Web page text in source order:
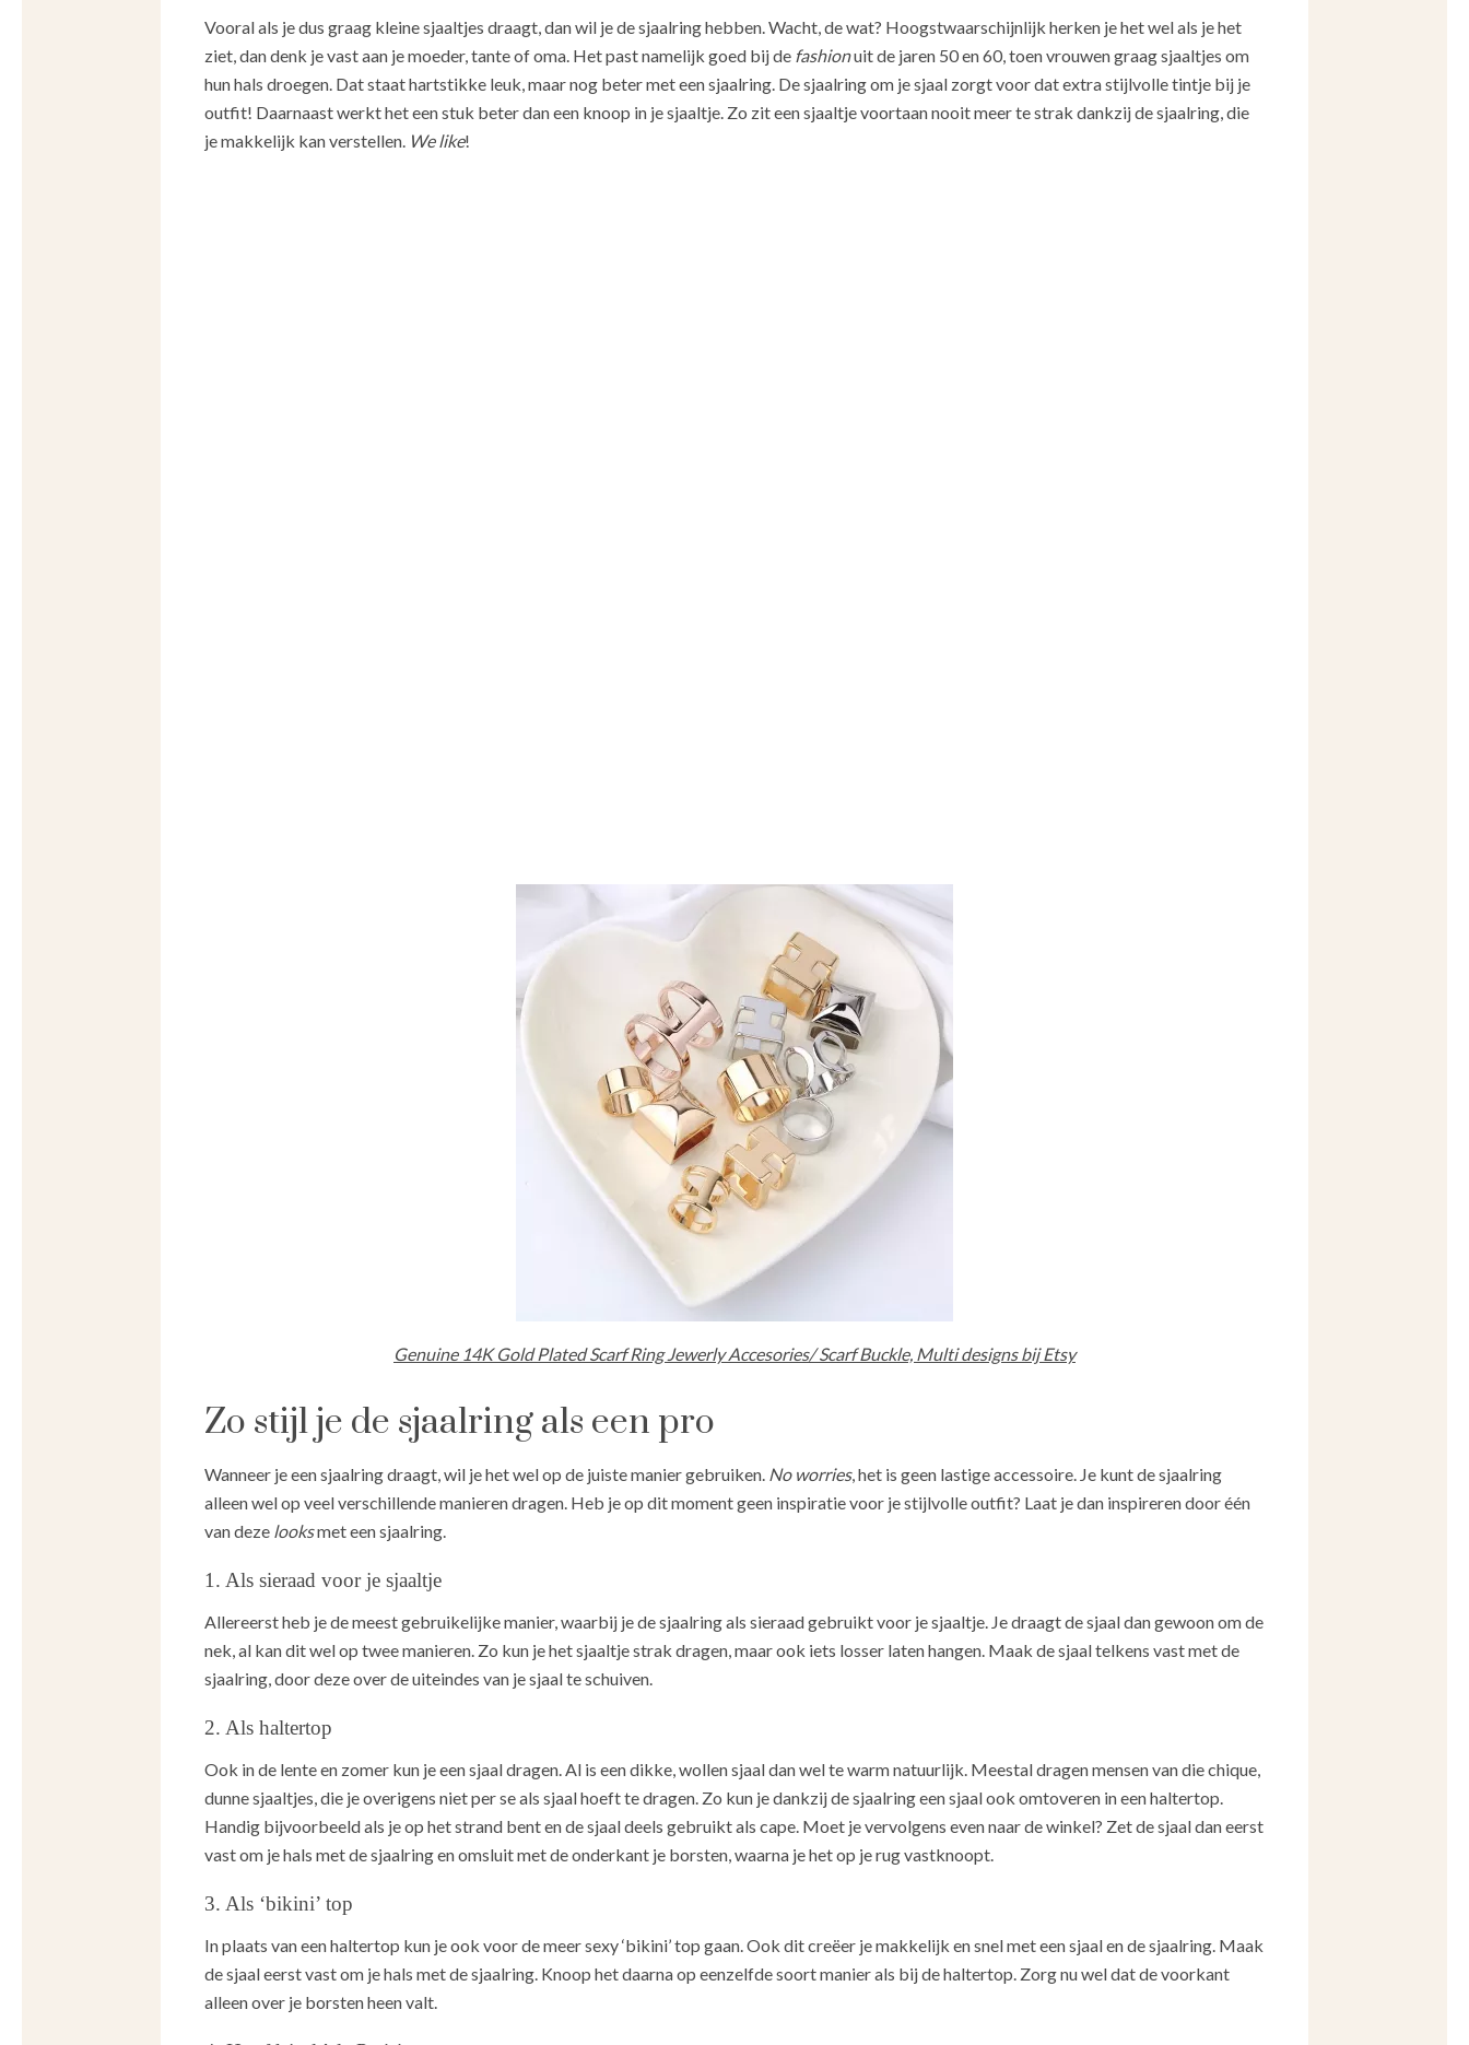
Vooral als je dus graag kleine sjaaltjes draagt, dan wil je de sjaalring hebben. Wacht, de wat? Hoogstwaarschijnlijk herken je het wel als je het
ziet, dan denk je vast aan je moeder, tante of oma. Het past namelijk goed bij de fashionuit de jaren 50 en 60, toen vrouwen graag sjaaltjes om
hun hals droegen. Dat staat hartstikke leuk, maar nog beter met een sjaalring. De sjaalring om je sjaal zorgt voor dat extra stijlvolle tintje bij je
outfit! Daarnaast werkt het een stuk beter dan een knoop in je sjaaltje. Zo zit een sjaaltje voortaan nooit meer te strak dankzij de sjaalring, die
je makkelijk kan verstellen. We like!
Genuine 14K Gold Plated Scarf Ring Jewerly Accesories/ Scarf Buckle, Multi designs bij Etsy
Zo stijl je de sjaalring als een pro
Wanneer je een sjaalring draagt, wil je het wel op de juiste manier gebruiken. No worries, het is geen lastige accessoire. Je kunt de sjaalring
alleen wel op veel verschillende manieren dragen. Heb je op dit moment geen inspiratie voor je stijlvolle outfit? Laat je dan inspireren door één
van deze looksmet een sjaalring.
1. Als sieraad voor je sjaaltje
Allereerst heb je de meest gebruikelijke manier, waarbij je de sjaalring als sieraad gebruikt voor je sjaaltje. Je draagt de sjaal dan gewoon om de
nek, al kan dit wel op twee manieren. Zo kun je het sjaaltje strak dragen, maar ook iets losser laten hangen. Maak de sjaal telkens vast met de
sjaalring, door deze over de uiteindes van je sjaal te schuiven.
2. Als haltertop
Ook in de lente en zomer kun je een sjaal dragen. Al is een dikke, wollen sjaal dan wel te warm natuurlijk. Meestal dragen mensen van die chique,
dunne sjaaltjes, die je overigens niet per se als sjaal hoeft te dragen. Zo kun je dankzij de sjaalring een sjaal ook omtoveren in een haltertop.
Handig bijvoorbeeld als je op het strand bent en de sjaal deels gebruikt als cape. Moet je vervolgens even naar de winkel? Zet de sjaal dan eerst
vast om je hals met de sjaalring en omsluit met de onderkant je borsten, waarna je het op je rug vastknoopt.
3. Als ‘bikini’ top
In plaats van een haltertop kun je ook voor de meer sexy ‘bikini’ top gaan. Ook dit creëer je makkelijk en snel met een sjaal en de sjaalring. Maak
de sjaal eerst vast om je hals met de sjaalring. Knoop het daarna op eenzelfde soort manier als bij de haltertop. Zorg nu wel dat de voorkant
alleen over je borsten heen valt.